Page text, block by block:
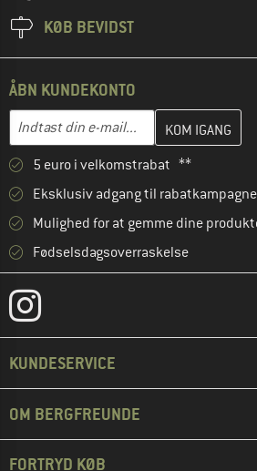
KØB BEVIDST
ÅBN KUNDEKONTO
E-mail-adresse
Indtast din e-mailadresse her, og
5 euro i velkomstrabat **
Eksklusiv adgang til
Mulighed for at gemme dine
Fødselsdagsoverraskelse
KUNDESERVICE
OM BERGFREUNDE
FORTRYD KØB